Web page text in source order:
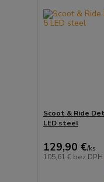
Scoot & Ride
LED steel
129,90 €/ks
105,61 € bez DPH